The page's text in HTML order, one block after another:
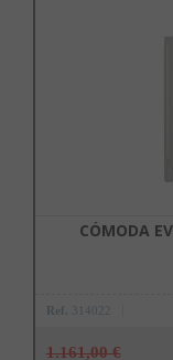
CÓMODA
Ref.
1.161,00 €